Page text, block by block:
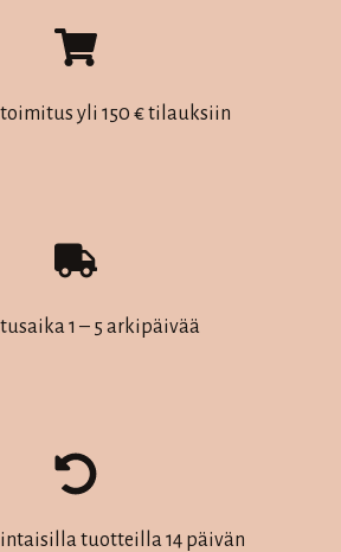
muunnelma.
Voit
toimitus yli 150 € tilauksiin
1 – 5 arkipäivää
tuotteilla 14 päivän